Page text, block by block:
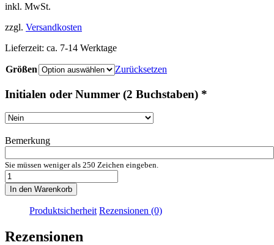
inkl. MwSt.
zzgl. Versandkosten
Lieferzeit: ca. 7-14 Werktage
Größen Zurücksetzen
Initialen oder Nummer (2 Buchstaben) *
Bemerkung
Sie müssen weniger als 250 Zeichen eingeben.
Mizuno
Nara
Trainingsshort
Menge
In den Warenkorb
Produktsicherheit Rezensionen (0)
Rezensionen